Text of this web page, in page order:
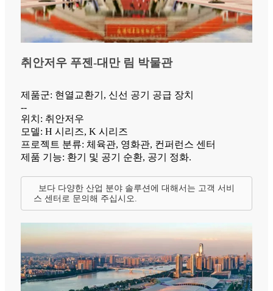
취안저우 푸젠-대만 림 박물관
제품군: 현열교환기, 신선 공기 공급 장치
--
위치: 취안저우
모델: H 시리즈, K 시리즈
프로젝트 분류: 체육관, 영화관, 컨퍼런스 센터
제품 기능: 환기 및 공기 순환, 공기 정화.
보다 다양한 산업 분야 솔루션에 대해서는 고객 서비
스 센터로 문의해 주십시오.